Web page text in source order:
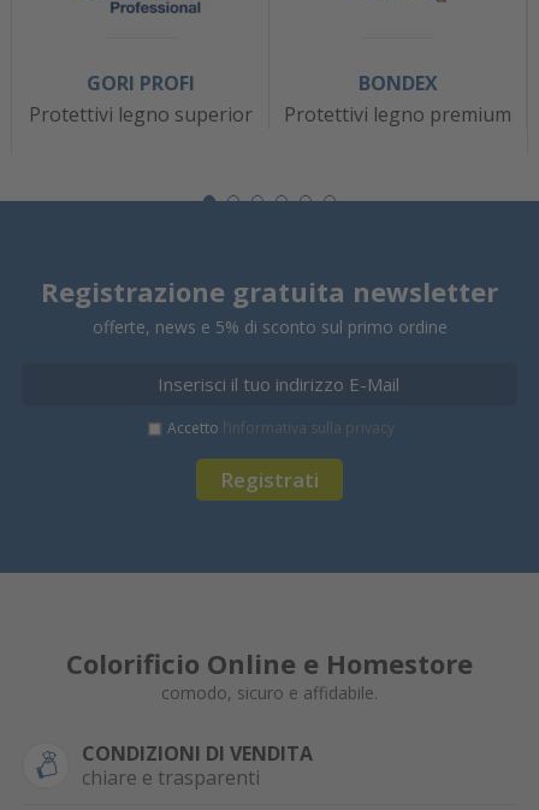
GORI PROFI
Protettivi legno superior
BONDEX
Protettivi legno premium
Registrazione gratuita newsletter
offerte, news e 5% di sconto sul primo ordine
Registrati
Accetto l’informativa sulla privacy
Colorificio Online e Homestore
comodo, sicuro e affidabile.
CONDIZIONI DI VENDITA
chiare e trasparenti